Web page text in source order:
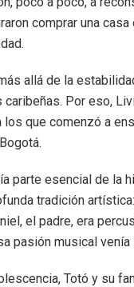
comprar una
allá de la
Por eso,
que comenzó a
parte esencial de la
tradición
el padre, era
pasión musical
Totó y su